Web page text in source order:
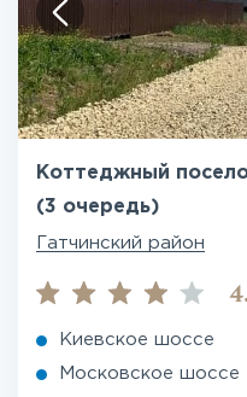
Коттеджный
(3 очередь)
Гатчинский район
Киевское шоссе
Московское шоссе